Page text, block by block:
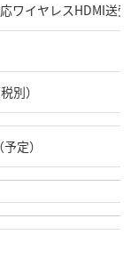
ワイヤレスHDMI送受
別）
定）